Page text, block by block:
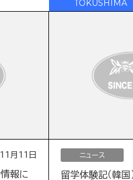
月11日
報に
ニュース
留学体験記（韓国